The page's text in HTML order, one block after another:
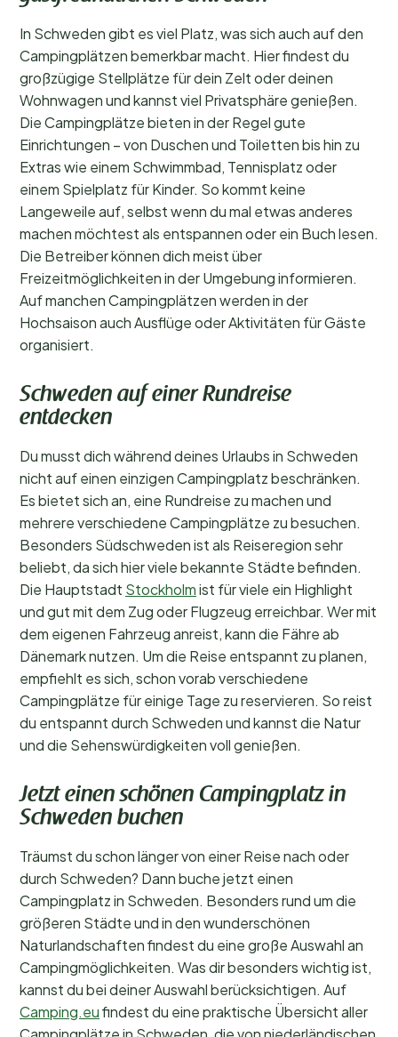
In Schweden gibt es viel Platz, was sich auch auf den
Campingplätzen bemerkbar macht. Hier findest du
großzügige Stellplätze für dein Zelt oder deinen
Wohnwagen und kannst viel Privatsphäre genießen.
Die Campingplätze bieten in der Regel gute
Einrichtungen – von Duschen und Toiletten bis hin zu
Extras wie einem Schwimmbad, Tennisplatz oder
einem Spielplatz für Kinder. So kommt keine
Langeweile auf, selbst wenn du mal etwas anderes
machen möchtest als entspannen oder ein Buch lesen.
Die Betreiber können dich meist über
Freizeitmöglichkeiten in der Umgebung informieren.
Auf manchen Campingplätzen werden in der
Hochsaison auch Ausflüge oder Aktivitäten für Gäste
organisiert.
Schweden auf einer Rundreise
entdecken
Du musst dich während deines Urlaubs in Schweden
nicht auf einen einzigen Campingplatz beschränken.
Es bietet sich an, eine Rundreise zu machen und
mehrere verschiedene Campingplätze zu besuchen.
Besonders Südschweden ist als Reiseregion sehr
beliebt, da sich hier viele bekannte Städte befinden.
Die Hauptstadt Stockholmist für viele ein Highlight
und gut mit dem Zug oder Flugzeug erreichbar. Wer mit
dem eigenen Fahrzeug anreist, kann die Fähre ab
Dänemark nutzen. Um die Reise entspannt zu planen,
empfiehlt es sich, schon vorab verschiedene
Campingplätze für einige Tage zu reservieren. So reist
du entspannt durch Schweden und kannst die Natur
und die Sehenswürdigkeiten voll genießen.
Jetzt einen schönen Campingplatz in
Schweden buchen
Träumst du schon länger von einer Reise nach oder
durch Schweden? Dann buche jetzt einen
Campingplatz in Schweden. Besonders rund um die
größeren Städte und in den wunderschönen
Naturlandschaften findest du eine große Auswahl an
Campingmöglichkeiten. Was dir besonders wichtig ist,
kannst du bei deiner Auswahl berücksichtigen. Auf
Camping.eufindest du eine praktische Übersicht aller